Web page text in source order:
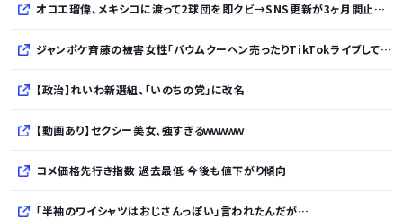
オコエ瑠偉、メキシコに渡って2球団を即クビ→SNS更新が3ヶ月間止まって消息不明に
ジャンポケ斉藤の被害女性「バウムクーヘン売ったりTikTokライブしててムカついたから示談しなかった」
【政治】れいわ新選組、「いのちの党」に改名
【動画あり】セクシー美女、強すぎるｗｗｗｗｗ
コメ価格先行き指数 過去最低 今後も値下がり傾向
「半袖のワイシャツはおじさんっぽい」言われたんだが…